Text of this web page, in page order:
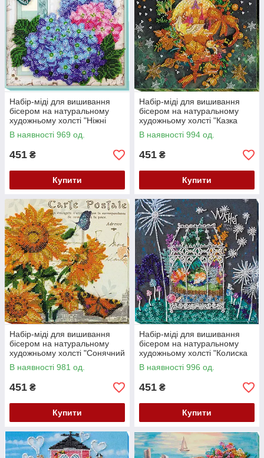
Набір-міді для вишивання
бісером на натуральному
художньому холсті "Ніжні
гортензії" Абрис Арт AMB-004
В наявності 969 од.
451 ₴
Купити
Набір-міді для вишивання
бісером на натуральному
художньому холсті "Казка
оживає" Абрис Арт AMB-006
В наявності 994 од.
451 ₴
Купити
Набір-міді для вишивання
бісером на натуральному
художньому холсті "Сонячний
настрій" Абрис Арт AMB-001
В наявності 981 од.
451 ₴
Купити
Набір-міді для вишивання
бісером на натуральному
художньому холсті "Колиска
мрiї" Абрис Арт AMB-012
В наявності 996 од.
451 ₴
Купити